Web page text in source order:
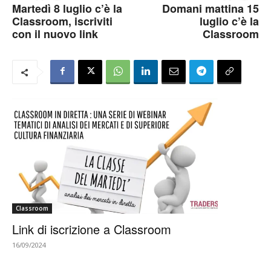
Martedì 8 luglio c’è la
Classroom, iscriviti
con il nuovo link
Domani mattina 15
luglio c’è la
Classroom
Classroom
Link di iscrizione a Classroom
16/09/2024